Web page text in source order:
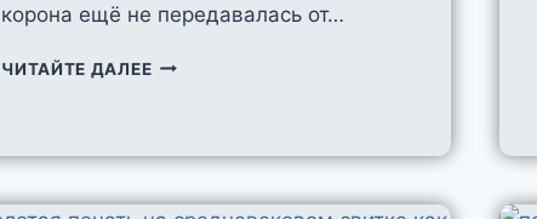
корона ещё не передавалась от…
ЧИТАЙТЕ ДАЛЕЕКОРОЛЬ